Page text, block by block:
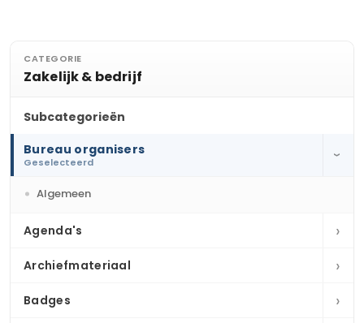
CATEGORIE
Zakelijk & bedrijf
Subcategorieën
Bureau organisers
Geselecteerd
›
Algemeen
Agenda's ›
Archiefmateriaal ›
Badges ›